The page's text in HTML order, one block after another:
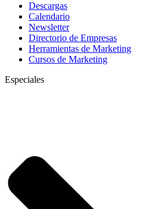
Descargas
Calendario
Newsletter
Directorio de Empresas
Herramientas de Marketing
Cursos de Marketing
Especiales